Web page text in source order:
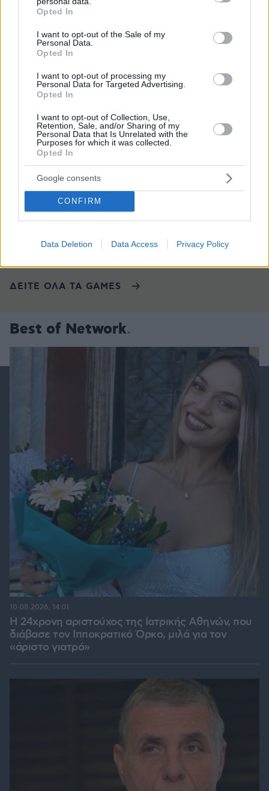
grant or deny consent to Google and its third-party tags to
use your data for below specified purposes in below Google
consent section.
Opted In
I want to opt-out of the Sale of my
Personal Data.
Opted In
I want to opt-out of processing my
Personal Data for Targeted Advertising.
Opted In
I want to opt-out of Collection, Use,
Retention, Sale, and/or Sharing of my
Personal Data that Is Unrelated with the
Purposes for which it was collected.
Opted In
Google consents
CONFIRM
Data Deletion Data Access Privacy Policy
Forbes: Οι καλύτεροι προορισμοί στον
κόσμο για να ζήσεις μετά την
σύνταξη, ανάμεσά τους και τέσσερις
πόλεις της Ελλάδας
10.08.2026, 11:37
Games
Cut The Rope Northern Heights Candy
ΔΕΙΤΕ ΟΛΑ ΤΑ GAMES
Best of Network
Η 24χρονη αριστούχος της Ιατρικής Αθηνών, που
διάβασε τον Ιπποκρατικό Όρκο, μιλά για τον
«άριστο γιατρό»
10.08.2026, 14:01